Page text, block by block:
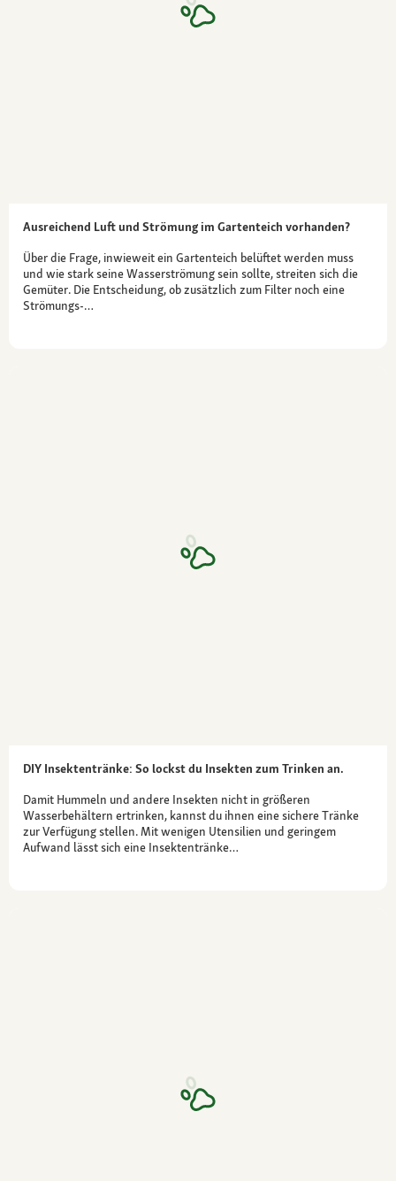
Ausreichend Luft und Strömung im Gartenteich vorhanden?
Über die Frage, inwieweit ein Gartenteich belüftet werden muss
und wie stark seine Wasserströmung sein sollte, streiten sich die
Gemüter. Die Entscheidung, ob zusätzlich zum Filter noch eine
Strömungs-…
DIY Insektentränke: So lockst du Insekten zum Trinken an.
Damit Hummeln und andere Insekten nicht in größeren
Wasserbehältern ertrinken, kannst du ihnen eine sichere Tränke
zur Verfügung stellen. Mit wenigen Utensilien und geringem
Aufwand lässt sich eine Insektentränke…